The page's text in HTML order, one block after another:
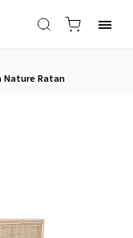
Nature Ratan